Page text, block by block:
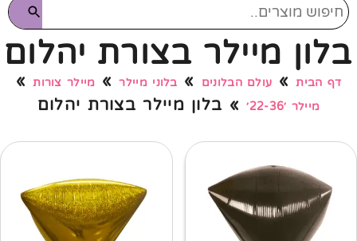
בלון מיילר בצורת יהלום
דף הבית» עולם הבלונים » בלוני מיילר» מיילר צורות»
מיילר ׳22-36׳ » בלון מיילר בצורת יהלום